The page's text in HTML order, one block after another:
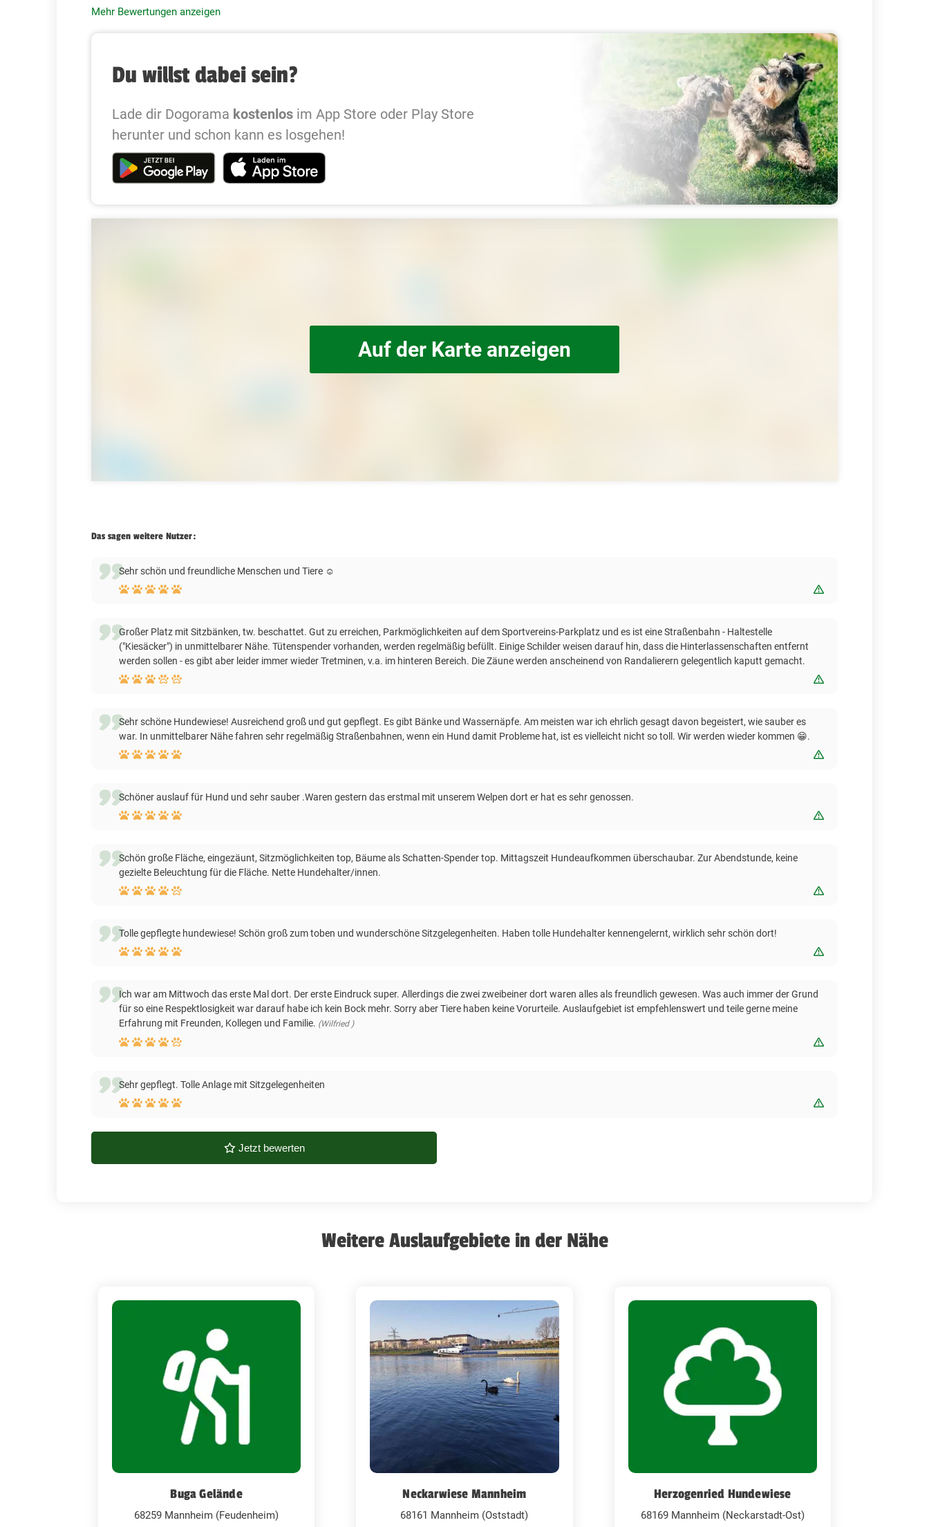
Mehr Bewertungen anzeigen
Du willst dabei sein?
Lade dir Dogorama kostenlos im App Store oder Play Store
herunter und schon kann es losgehen!
Auf der Karte anzeigen
Das sagen weitere Nutzer:
Sehr schön und freundliche Menschen und Tiere ☺️
Bewertung melden
Großer Platz mit Sitzbänken, tw. beschattet. Gut zu erreichen, Parkmöglichkeiten auf dem Sportvereins-Parkplatz und es ist eine Straßenbahn - Haltestelle
("Kiesäcker") in unmittelbarer Nähe. Tütenspender vorhanden, werden regelmäßig befüllt. Einige Schilder weisen darauf hin, dass die Hinterlassenschaften entfernt
werden sollen - es gibt aber leider immer wieder Tretminen, v.a. im hinteren Bereich. Die Zäune werden anscheinend von Randalierern gelegentlich kaputt gemacht.
Bewertung melden
Sehr schöne Hundewiese! Ausreichend groß und gut gepflegt. Es gibt Bänke und Wassernäpfe. Am meisten war ich ehrlich gesagt davon begeistert, wie sauber es
war. In unmittelbarer Nähe fahren sehr regelmäßig Straßenbahnen, wenn ein Hund damit Probleme hat, ist es vielleicht nicht so toll. Wir werden wieder kommen 😁.
Bewertung melden
Schöner auslauf für Hund und sehr sauber .Waren gestern das erstmal mit unserem Welpen dort er hat es sehr genossen.
Bewertung melden
Schön große Fläche, eingezäunt, Sitzmöglichkeiten top, Bäume als Schatten-Spender top. Mittagszeit Hundeaufkommen überschaubar. Zur Abendstunde, keine
gezielte Beleuchtung für die Fläche. Nette Hundehalter/innen.
Bewertung melden
Tolle gepflegte hundewiese! Schön groß zum toben und wunderschöne Sitzgelegenheiten. Haben tolle Hundehalter kennengelernt, wirklich sehr schön dort!
Bewertung melden
Ich war am Mittwoch das erste Mal dort. Der erste Eindruck super. Allerdings die zwei zweibeiner dort waren alles als freundlich gewesen. Was auch immer der Grund
für so eine Respektlosigkeit war darauf habe ich kein Bock mehr. Sorry aber Tiere haben keine Vorurteile. Auslaufgebiet ist empfehlenswert und teile gerne meine
Erfahrung mit Freunden, Kollegen und Familie. (Wilfried )
Bewertung melden
Sehr gepflegt. Tolle Anlage mit Sitzgelegenheiten
Bewertung melden
Jetzt bewerten
Weitere Auslaufgebiete in der Nähe
Buga Gelände
68259 Mannheim (Feudenheim)
Neckarwiese Mannheim
68161 Mannheim (Oststadt)
Herzogenried Hundewiese
68169 Mannheim (Neckarstadt-Ost)